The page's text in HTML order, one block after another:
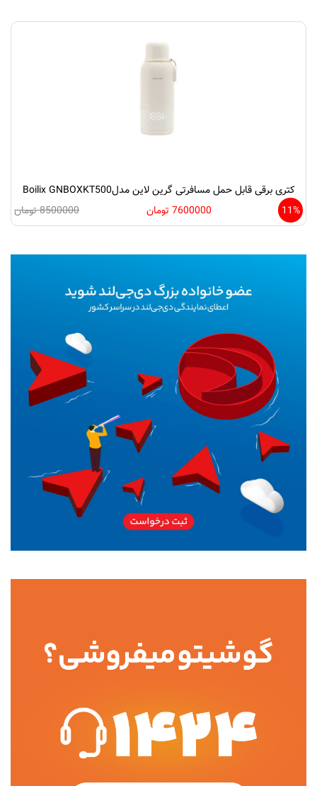
کتری برقی قابل حمل مسافرتی گرین لاین مدلBoilix GNBOXKT500
11%
7600000 تومان 8500000 تومان